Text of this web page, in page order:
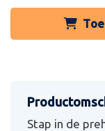
Stap in de